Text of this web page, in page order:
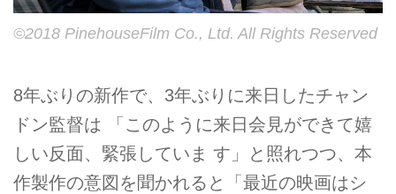
©2018 PinehouseFilm Co., Ltd. All Rights Reserved
8年ぶりの新作で、3年ぶりに来日したチャン
ドン監督は 「このように来日会見ができて嬉
しい反面、緊張していま す」と照れつつ、本
作製作の意図を聞かれると「最近の映画はシ